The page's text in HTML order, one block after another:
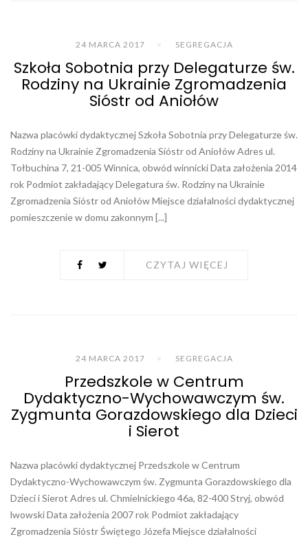
24 MARCA 2017 SEGREGACJA
Szkoła Sobotnia przy Delegaturze św.
Rodziny na Ukrainie Zgromadzenia
Sióstr od Aniołów
Nazwa placówki dydaktycznej Szkoła Sobotnia przy Delegaturze św.
Rodziny na Ukrainie Zgromadzenia Sióstr od Aniołów Adres ul.
Tołbuchina 7, 21-005 Winnica, obwód winnicki Data założenia 2014
rok Podmiot zakładający Delegatura św. Rodziny na Ukrainie
Zgromadzenia Sióstr od Aniołów Miejsce działalności dydaktycznej
pomieszczenie w domu zakonnym [...]
CZYTAJ WIĘCEJ
24 MARCA 2017 SEGREGACJA
Przedszkole w Centrum
Dydaktyczno-Wychowawczym św.
Zygmunta Gorazdowskiego dla Dzieci
i Sierot
Nazwa placówki dydaktycznej Przedszkole w Centrum
Dydaktyczno-Wychowawczym św. Zygmunta Gorazdowskiego dla
Dzieci i Sierot Adres ul. Chmielnickiego 46a, 82-400 Stryj, obwód
lwowski Data założenia 2007 rok Podmiot zakładający
Zgromadzenia Sióstr Świętego Józefa Miejsce działalności